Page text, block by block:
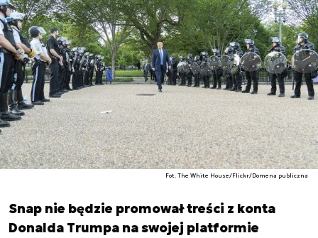
Fot. The White House/Flickr/Domena publiczna
Snap nie będzie promował treści z konta
Donalda Trumpa na swojej platformie